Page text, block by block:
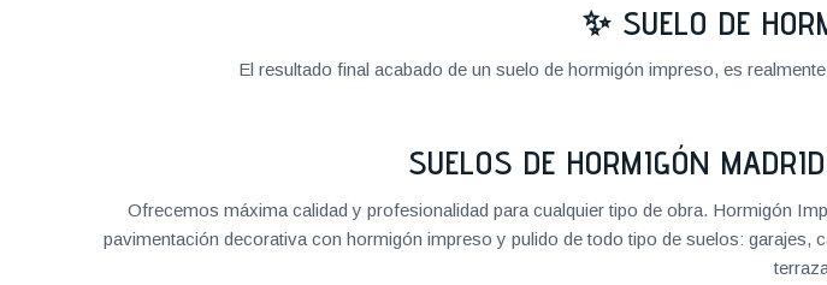
✨ SUELO DE
El resultado final acabado de un suelo de hormigón impreso, es
SUELOS DE HORMIGÓN MADRID
Ofrecemos máxima calidad y profesionalidad para cualquier tipo de obra. Hormigón
pavimentación decorativa con hormigón impreso y pulido de todo tipo de suelos: garajes,